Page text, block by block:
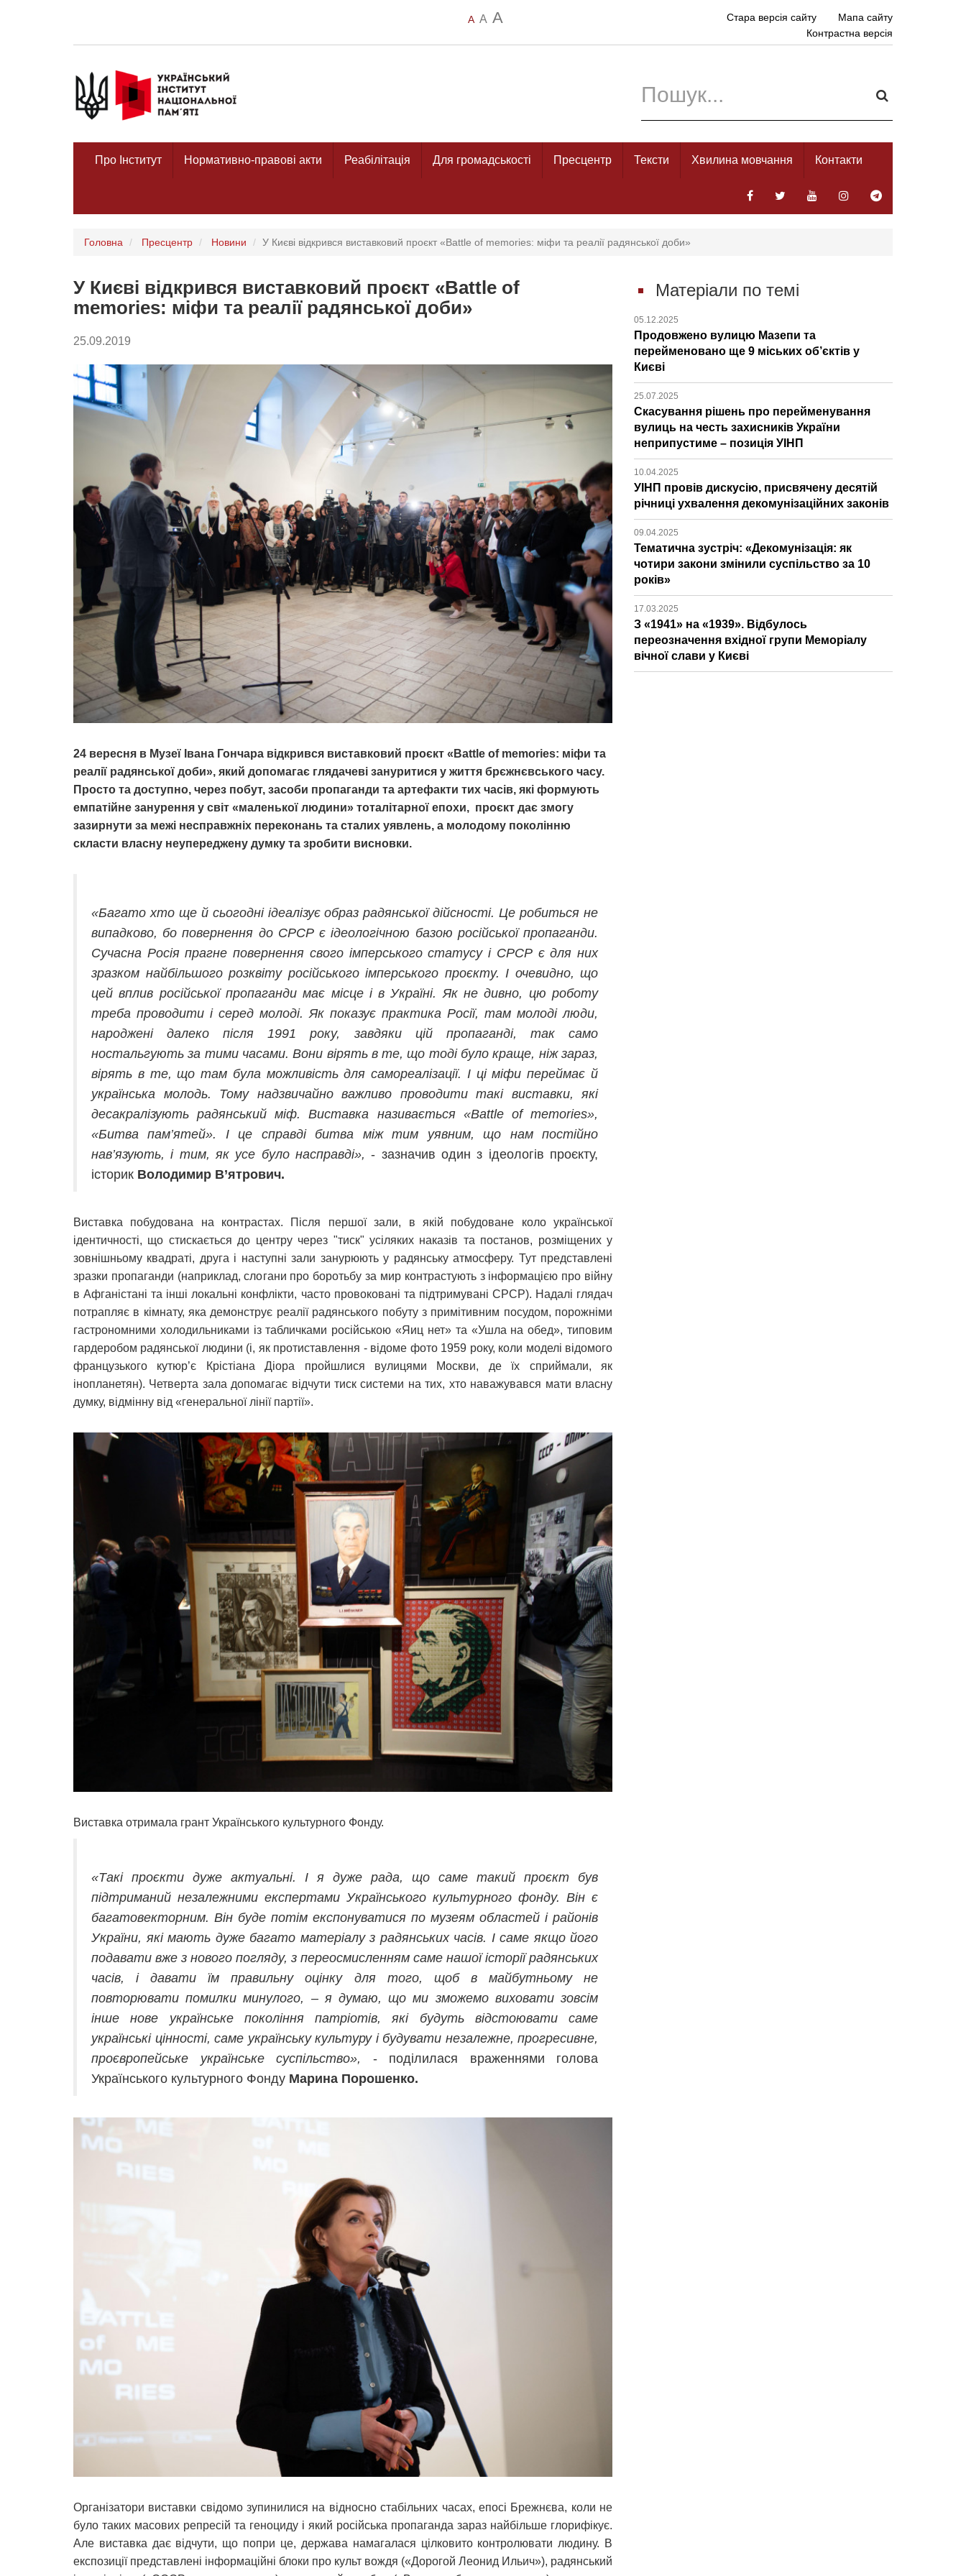
A A A Стара версія сайту
Мапа сайту
Контрастна версія
Про Інститут Нормативно-правові акти Реабілітація Для громадськості Пресцентр Тексти Хвилина мовчання Контакти
Головна Пресцентр Новини У Києві відкрився виставковий проєкт «Battle of memories: міфи та реалії радянської доби»
У Києві відкрився виставковий проєкт «Battle of
memories: міфи та реалії радянської доби»
25.09.2019
24 вересня в Музеї Івана Гончара відкрився виставковий проєкт «Battle of memories: міфи та
реалії радянської доби», який допомагає глядачеві зануритися у життя брєжнєвського часу.
Просто та доступно, через побут, засоби пропаганди та артефакти тих часів, які формують
емпатійне занурення у світ «маленької людини» тоталітарної епохи, проєкт дає змогу
зазирнути за межі несправжніх переконань та сталих уявлень, а молодому поколінню
скласти власну неупереджену думку та зробити висновки.
«Багато хто ще й сьогодні ідеалізує образ радянської дійсності. Це робиться не
випадково, бо повернення до СРСР є ідеологічною базою російської пропаганди.
Сучасна Росія прагне повернення свого імперського статусу і СРСР є для них
зразком найбільшого розквіту російського імперського проєкту. І очевидно, що
цей вплив російської пропаганди має місце і в Україні. Як не дивно, цю роботу
треба проводити і серед молоді. Як показує практика Росії, там молоді люди,
народжені далеко після 1991 року, завдяки цій пропаганді, так само
ностальгують за тими часами. Вони вірять в те, що тоді було краще, ніж зараз,
вірять в те, що там була можливість для самореалізації. І ці міфи переймає й
українська молодь. Тому надзвичайно важливо проводити такі виставки, які
десакралізують радянський міф. Виставка називається «Battle of memories»,
«Битва пам’ятей». І це справді битва між тим уявним, що нам постійно
нав’язують, і тим, як усе було насправді», - зазначив один з ідеологів проєкту,
історик Володимир В’ятрович.
Виставка побудована на контрастах. Після першої зали, в якій побудоване коло української
ідентичності, що стискається до центру через "тиск" усіляких наказів та постанов, розміщених у
зовнішньому квадраті, друга і наступні зали занурюють у радянську атмосферу. Тут представлені
зразки пропаганди (наприклад, слогани про боротьбу за мир контрастують з інформацією про війну
в Афганістані та інші локальні конфлікти, часто провоковані та підтримувані СРСР). Надалі глядач
потрапляє в кімнату, яка демонструє реалії радянського побуту з примітивним посудом, порожніми
гастрономними холодильниками із табличками російською «Яиц нет» та «Ушла на обед», типовим
гардеробом радянської людини (і, як протиставлення - відоме фото 1959 року, коли моделі відомого
французького кутюр’є Крістіана Діора пройшлися вулицями Москви, де їх сприймали, як
інопланетян). Четверта зала допомагає відчути тиск системи на тих, хто наважувався мати власну
думку, відмінну від «генеральної лінії партії».
Виставка отримала грант Українського культурного Фонду.
«Такі проєкти дуже актуальні. І я дуже рада, що саме такий проєкт був
підтриманий незалежними експертами Українського культурного фонду. Він є
багатовекторним. Він буде потім експонуватися по музеям областей і районів
України, які мають дуже багато матеріалу з радянських часів. І саме якщо його
подавати вже з нового погляду, з переосмисленням саме нашої історії радянських
часів, і давати їм правильну оцінку для того, щоб в майбутньому не
повторювати помилки минулого, – я думаю, що ми зможемо виховати зовсім
інше нове українське покоління патріотів, які будуть відстоювати саме
українські цінності, саме українську культуру і будувати незалежне, прогресивне,
проєвропейське українське суспільство», - поділилася враженнями голова
Українського культурного Фонду Марина Порошенко.
Організатори виставки свідомо зупинилися на відносно стабільних часах, епосі Брежнєва, коли не
було таких масових репресій та геноциду і який російська пропаганда зараз найбільше глорифікує.
Але виставка дає відчути, що попри це, держава намагалася цілковито контролювати людину. В
експозиції представлені інформаційні блоки про культ вождя («Дорогой Леонид Ильич»), радянський
Матеріали по темі
05.12.2025
Продовжено вулицю Мазепи та
перейменовано ще 9 міських об’єктів у
Києві
25.07.2025
Скасування рішень про перейменування
вулиць на честь захисників України
неприпустиме – позиція УІНП
10.04.2025
УІНП провів дискусію, присвячену десятій
річниці ухвалення декомунізаційних законів
09.04.2025
Тематична зустріч: «Декомунізація: як
чотири закони змінили суспільство за 10
років»
17.03.2025
З «1941» на «1939». Відбулось
переозначення вхідної групи Меморіалу
вічної слави у Києві